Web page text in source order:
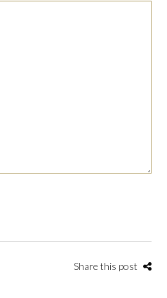
Share this post